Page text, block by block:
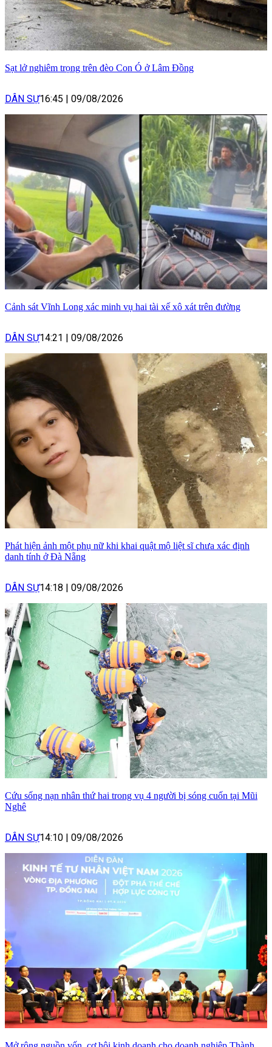
Sạt lở nghiêm trọng trên đèo Con Ó ở Lâm Đồng
DÂN SỰ16:45 | 09/08/2026
Cảnh sát Vĩnh Long xác minh vụ hai tài xế xô xát trên đường
DÂN SỰ14:21 | 09/08/2026
Phát hiện ảnh một phụ nữ khi khai quật mộ liệt sĩ chưa xác định
danh tính ở Đà Nẵng
DÂN SỰ14:18 | 09/08/2026
Cứu sống nạn nhân thứ hai trong vụ 4 người bị sóng cuốn tại Mũi
Nghê
DÂN SỰ14:10 | 09/08/2026